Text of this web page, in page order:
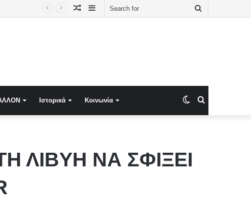
Sidebar
Random
Ιστορικά Κοινωνία Switch
ΛΙΒΥΗ ΝΑ ΣΦΙΞΕΙ